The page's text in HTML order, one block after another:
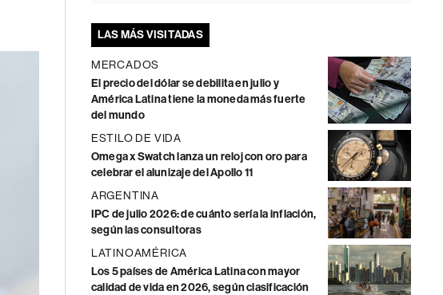
LAS MÁS VISITADAS
MERCADOS
El precio del dólar se debilita en julio y
América Latina tiene la moneda más fuerte
del mundo
ESTILO DE VIDA
Omega x Swatch lanza un reloj con oro para
celebrar el alunizaje del Apollo 11
ARGENTINA
IPC de julio 2026: de cuánto sería la inflación,
según las consultoras
LATINOAMÉRICA
Los 5 países de América Latina con mayor
calidad de vida en 2026, según clasificación